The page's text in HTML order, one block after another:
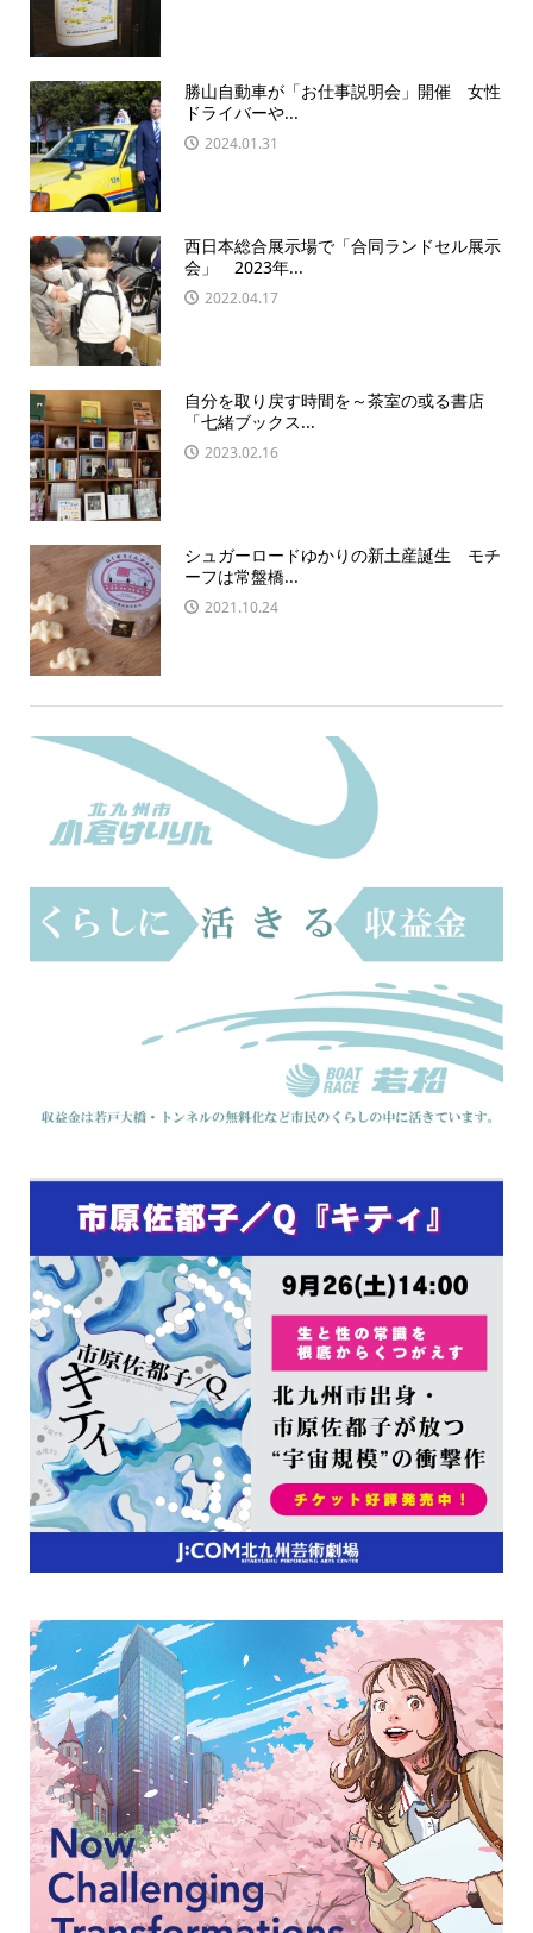
勝山自動車が「お仕事説明会」開催 女性
ドライバーや...
2024.01.31
西日本総合展示場で「合同ランドセル展示
会」 2023年...
2022.04.17
自分を取り戻す時間を～茶室の或る書店
「七緒ブックス...
2023.02.16
シュガーロードゆかりの新土産誕生 モチ
ーフは常盤橋...
2021.10.24